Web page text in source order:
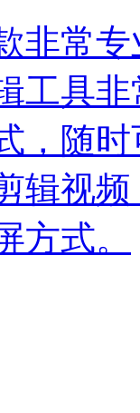
非常
工具
，随
辑视
方式。